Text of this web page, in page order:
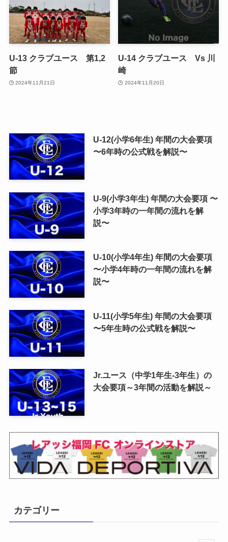
U-13 クラブユース 第1,2
節
2024年11月21日
U-14 クラブユース Vs 川
崎
2024年11月20日
U-12(小学6年生) 年間の大会要項
〜6年時の公式戦を解説〜
U-9(小学3年生) 年間の大会要項 〜
小学3年時の一年間の流れを解
説〜
U-10(小学4年生) 年間の大会要項
〜小学4年時の一年間の流れを解
説〜
U-11(小学5年生) 年間の大会要項
〜5年生時の公式戦を解説〜
Jr.ユース（中学1年生-3年生）の
大会要項～3年間の活動を解説～
カテゴリー